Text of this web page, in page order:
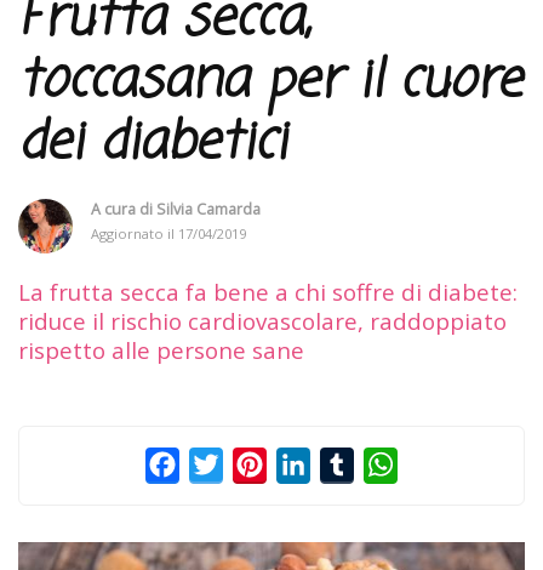
Frutta secca,
toccasana per il cuore
dei diabetici
A cura di Silvia Camarda
Aggiornato il 17/04/2019
La frutta secca fa bene a chi soffre di diabete:
riduce il rischio cardiovascolare, raddoppiato
rispetto alle persone sane
FacebookTwitterPinterestLinkedInTumblr